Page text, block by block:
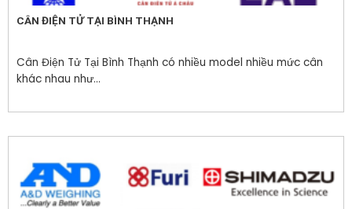
CÂN ĐIỆN TỬ TẠI BÌNH THẠNH
Cân Điện Tử Tại Bình Thạnh có nhiều model nhiều mức cân
khác nhau như...